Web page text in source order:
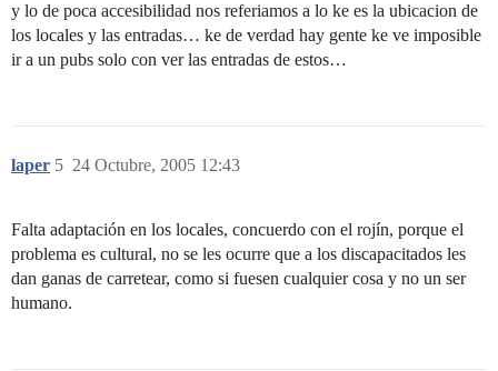
y lo de poca accesibilidad nos referiamos a lo ke es la ubicacion de
los locales y las entradas… ke de verdad hay gente ke ve imposible
ir a un pubs solo con ver las entradas de estos…
laper 24 Octubre, 2005 12:43
5
Falta adaptación en los locales, concuerdo con el rojín, porque el
problema es cultural, no se les ocurre que a los discapacitados les
dan ganas de carretear, como si fuesen cualquier cosa y no un ser
humano.